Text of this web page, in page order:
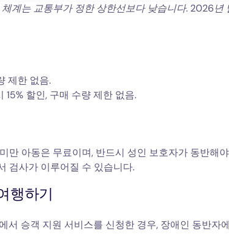
계는 교통부가 정한 상한선보다 낮습니다. 2026년
제한 없음.
15% 할인, 구매 수량 제한 없음.
만 아동은 무료이며, 반드시 성인 보호자가 동반해
검사가 이루어질 수 있습니다.
행하기
서 승객 지원 서비스를 신청한 경우, 장애인 동반자